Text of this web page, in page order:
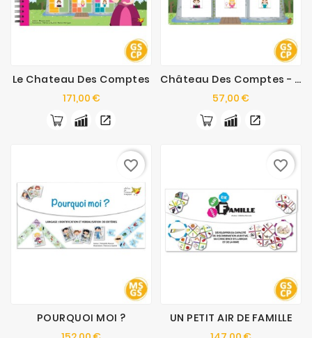
Le Chateau Des Comptes
171,00 €Prix
Château Des Comptes - Plateaux Suppl.
57,00 €Prix
POURQUOI MOI ?
favorite_border
UN PETIT AIR DE FAMILLE
favorite_border